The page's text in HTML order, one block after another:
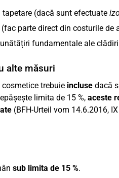
(dacă sunt efectuate
parte direct din costurile de
fundamentale ale
alte măsuri
trebuie inclusedacă
limita de 15 %, aceste
(BFH-Urteil vom 14.6.2016,
sub limita de 15 %.